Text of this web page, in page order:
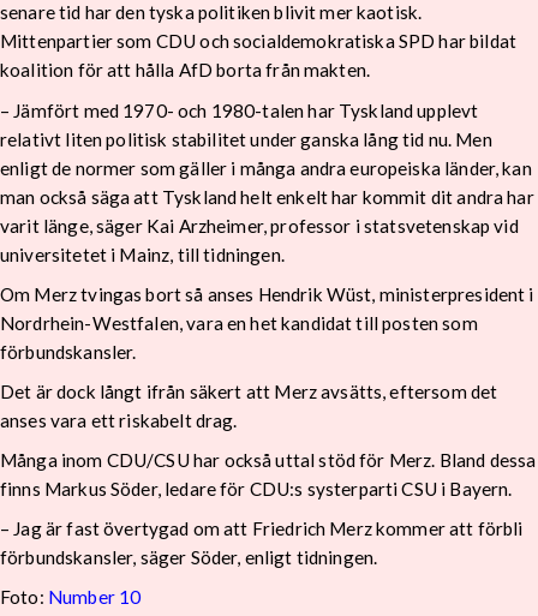
senare tid har den tyska politiken blivit mer kaotisk.
Mittenpartier som CDU och socialdemokratiska SPD har bildat
koalition för att hålla AfD borta från makten.
– Jämfört med 1970- och 1980-talen har Tyskland upplevt
relativt liten politisk stabilitet under ganska lång tid nu. Men
enligt de normer som gäller i många andra europeiska länder, kan
man också säga att Tyskland helt enkelt har kommit dit andra har
varit länge, säger Kai Arzheimer, professor i statsvetenskap vid
universitetet i Mainz, till tidningen.
Om Merz tvingas bort så anses Hendrik Wüst, ministerpresident i
Nordrhein-Westfalen, vara en het kandidat till posten som
förbundskansler.
Det är dock långt ifrån säkert att Merz avsätts, eftersom det
anses vara ett riskabelt drag.
Många inom CDU/CSU har också uttal stöd för Merz. Bland dessa
finns Markus Söder, ledare för CDU:s systerparti CSU i Bayern.
– Jag är fast övertygad om att Friedrich Merz kommer att förbli
förbundskansler, säger Söder, enligt tidningen.
Foto: Number 10